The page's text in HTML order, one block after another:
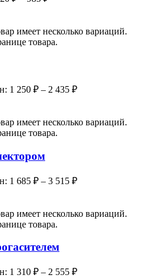
имеет несколько вариаций.
товара.
1 250 ₽ – 2 435 ₽
имеет несколько вариаций.
товара.
1 685 ₽ – 3 515 ₽
имеет несколько вариаций.
товара.
1 310 ₽ – 2 555 ₽